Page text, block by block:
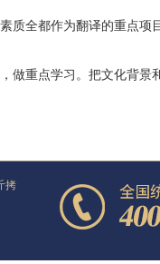
质全都作为翻译的重点项
做重点学习。把文化背景
拷